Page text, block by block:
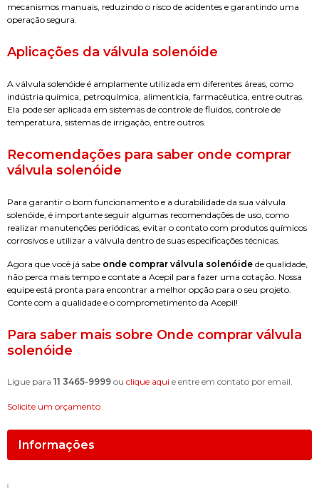
mecanismos manuais, reduzindo o risco de acidentes e garantindo uma
operação segura.
Aplicações da válvula solenóide
A válvula solenóide é amplamente utilizada em diferentes áreas, como
indústria química, petroquímica, alimentícia, farmacêutica, entre outras.
Ela pode ser aplicada em sistemas de controle de fluidos, controle de
temperatura, sistemas de irrigação, entre outros.
Recomendações para saber onde comprar
válvula solenóide
Para garantir o bom funcionamento e a durabilidade da sua válvula
solenóide, é importante seguir algumas recomendações de uso, como
realizar manutenções periódicas, evitar o contato com produtos químicos
corrosivos e utilizar a válvula dentro de suas especificações técnicas.
Agora que você já sabe onde comprar válvula solenóide de qualidade,
não perca mais tempo e contate a Acepil para fazer uma cotação. Nossa
equipe está pronta para encontrar a melhor opção para o seu projeto.
Conte com a qualidade e o comprometimento da Acepil!
Para saber mais sobre Onde comprar válvula
solenóide
Ligue para 11 3465-9999 ou clique aqui e entre em contato por email.
Solicite um orçamento
Informações